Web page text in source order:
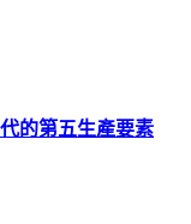
的第五生產要素